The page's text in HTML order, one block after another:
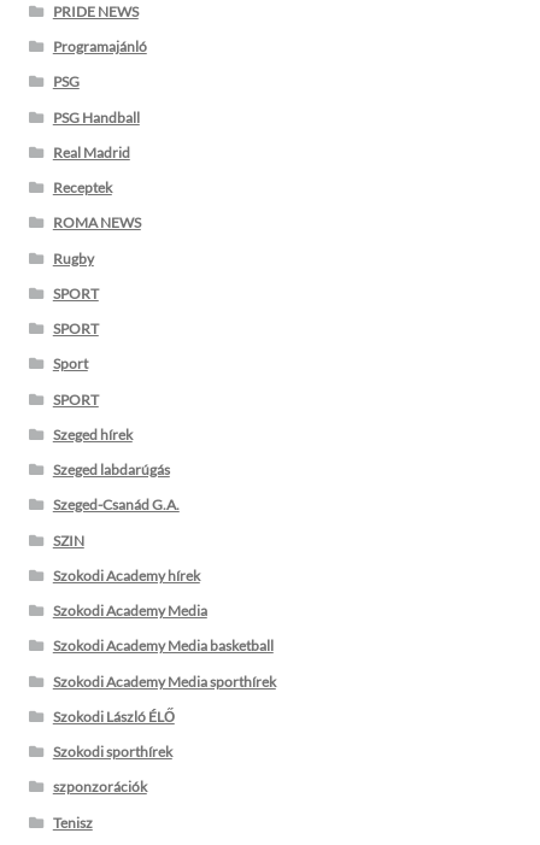
PRIDE NEWS
Programajánló
PSG
PSG Handball
Real Madrid
Receptek
ROMA NEWS
Rugby
SPORT
SPORT
Sport
SPORT
Szeged hírek
Szeged labdarúgás
Szeged-Csanád G.A.
SZIN
Szokodi Academy hírek
Szokodi Academy Media
Szokodi Academy Media basketball
Szokodi Academy Media sporthírek
Szokodi László ÉLŐ
Szokodi sporthírek
szponzorációk
Tenisz